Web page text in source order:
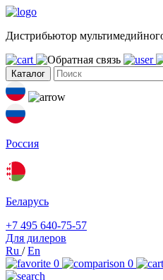
Дистрибьютор
Каталог
Россия
Беларусь
+7 495 640-75-57
Для дилеров
Ru /En
0
0